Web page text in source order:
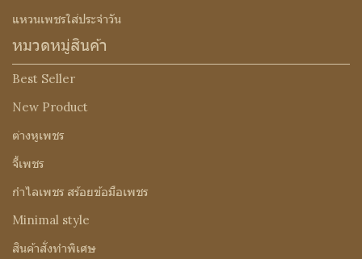
แหวนเพชรใส่ประจำวัน
หมวดหมู่สินค้า
Best Seller
New Product
ต่างหูเพชร
จี้เพชร
กำไลเพชร สร้อยข้อมือเพชร
Minimal style
สินค้าสั่งทำพิเศษ